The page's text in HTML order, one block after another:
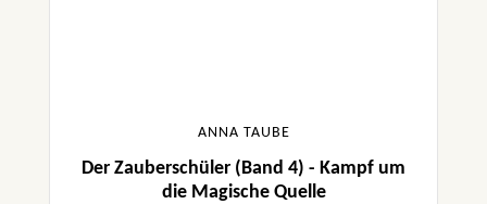
ANNA TAUBE
Der Zauberschüler (Band 4) - Kampf um
die Magische Quelle